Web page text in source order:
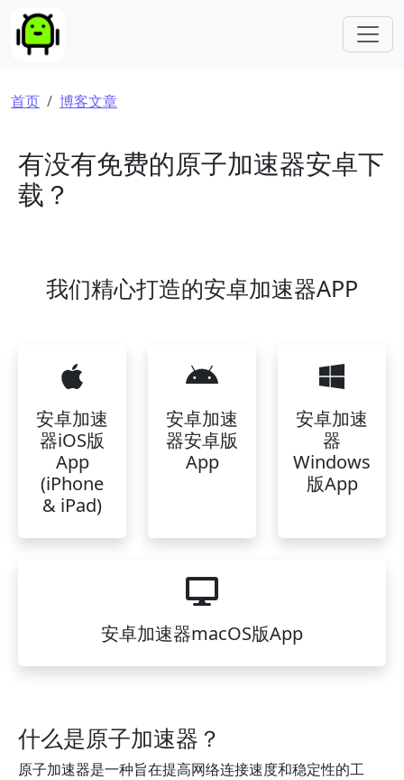
跳转到主要内容
面包屑
首页 博客文章
有没有免费的原子加速器安卓下
载？
我们精心打造的安卓加速器APP
安卓加速
器iOS版
App
(iPhone
& iPad)
安卓加速
器安卓版
App
安卓加速
器
Windows
版App
安卓加速器macOS版App
什么是原子加速器？
原子加速器是一种旨在提高网络连接速度和稳定性的工